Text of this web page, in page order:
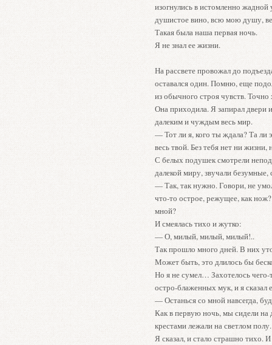
изогнулись в истомленно
душистое вино, всю мою душу,
Такая была наша первая ночь.
Я не знал ее жизни.
На рассвете провожал до
оставался один. Помню, еще
из обычного строя чувств.
Она приходила. Я запирал двери
далеким и чуждым весь мир.
— Тот ли я, кого ты ждала? Та
весь твой. Без тебя нет ни
С белых подушек смотрели
далекой миру, звучали
— Так, так нужно. Говори, не
что-то острое, режущее, как
мной?
И смеялась тихо и жутко:
— О, милый, милый, милый!..
Так прошло много дней. В них
Может быть, это длилось бы
Но я не сумел… Захотелось
остро-блаженных мук, и я
— Останься со мной навсегда,
Как в первую ночь, мы сидели на
крестами лежали на светлом полу.
Я сказал, и стало страшно тихо.